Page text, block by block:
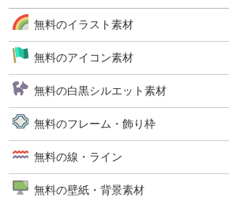
無料のイラスト素材
無料のアイコン素材
無料の白黒シルエット素材
無料のフレーム・飾り枠
無料の線・ライン
無料の壁紙・背景素材